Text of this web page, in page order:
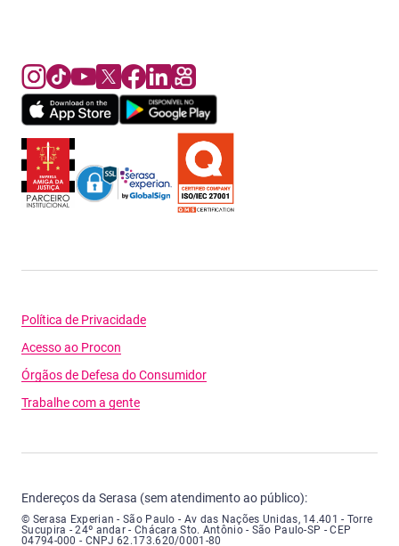
Política de Privacidade
Acesso ao Procon
Órgãos de Defesa do Consumidor
Trabalhe com a gente
Endereços da Serasa (sem atendimento ao público):
Serasa Experian - São Paulo - Endereço: Avenida das Nações Unidas,
© Serasa Experian - São Paulo - Av das Nações Unidas, 14.401 - Torre
Sucupira - 24º andar - Chácara Sto. Antônio - São Paulo-SP - CEP
04794-000 - CNPJ 62.173.620/0001-80